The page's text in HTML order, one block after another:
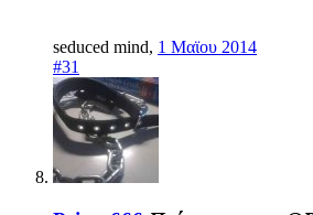
seduced mind, 1 Μαϊου 2014
#31